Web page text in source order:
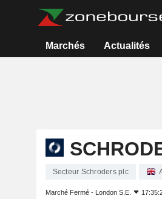
Marchés Actualités
Secteur Schroders plc
Marché Fermé - London S.E.